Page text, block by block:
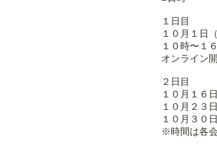
１日目
１０月１日
１０時〜１
オンライン
２日目
１０月１６
１０月２３
１０月３０
※時間は各会